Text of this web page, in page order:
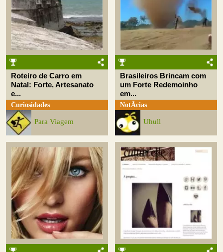
Roteiro de Carro em
Natal: Forte, Artesanato
e...
Curiosidades
Para Viagem
Brasileiros Brincam com
um Forte Redemoinho
em...
NotÃ­cias
Uhull